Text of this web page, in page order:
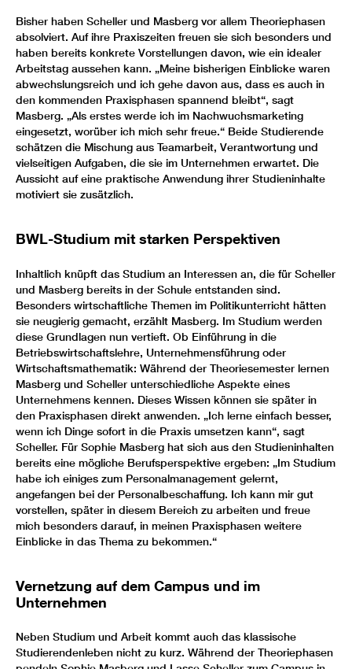
Bisher haben Scheller und Masberg vor allem Theoriephasen
absolviert. Auf ihre Praxiszeiten freuen sie sich besonders und
haben bereits konkrete Vorstellungen davon, wie ein idealer
Arbeitstag aussehen kann. „Meine bisherigen Einblicke waren
abwechslungsreich und ich gehe davon aus, dass es auch in
den kommenden Praxisphasen spannend bleibt“, sagt
Masberg. „Als erstes werde ich im Nachwuchsmarketing
eingesetzt, worüber ich mich sehr freue.“ Beide Studierende
schätzen die Mischung aus Teamarbeit, Verantwortung und
vielseitigen Aufgaben, die sie im Unternehmen erwartet. Die
Aussicht auf eine praktische Anwendung ihrer Studieninhalte
motiviert sie zusätzlich.
BWL-Studium mit starken Perspektiven
Inhaltlich knüpft das Studium an Interessen an, die für Scheller
und Masberg bereits in der Schule entstanden sind.
Besonders wirtschaftliche Themen im Politikunterricht hätten
sie neugierig gemacht, erzählt Masberg. Im Studium werden
diese Grundlagen nun vertieft. Ob Einführung in die
Betriebswirtschaftslehre, Unternehmensführung oder
Wirtschaftsmathematik: Während der Theoriesemester lernen
Masberg und Scheller unterschiedliche Aspekte eines
Unternehmens kennen. Dieses Wissen können sie später in
den Praxisphasen direkt anwenden. „Ich lerne einfach besser,
wenn ich Dinge sofort in die Praxis umsetzen kann“, sagt
Scheller. Für Sophie Masberg hat sich aus den Studieninhalten
bereits eine mögliche Berufsperspektive ergeben: „Im Studium
habe ich einiges zum Personalmanagement gelernt,
angefangen bei der Personalbeschaffung. Ich kann mir gut
vorstellen, später in diesem Bereich zu arbeiten und freue
mich besonders darauf, in meinen Praxisphasen weitere
Einblicke in das Thema zu bekommen.“
Vernetzung auf dem Campus und im
Unternehmen
Neben Studium und Arbeit kommt auch das klassische
Studierendenleben nicht zu kurz. Während der Theoriephasen